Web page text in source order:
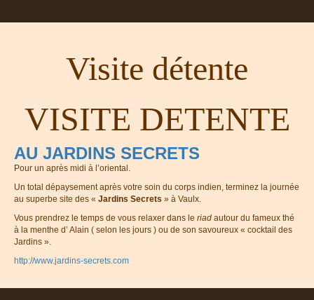
Visite détente
VISITE DETENTE
AU JARDINS SECRETS
Pour un après midi à l’oriental.
Un total dépaysement après votre soin du corps indien, terminez la journée
au superbe site des « Jardins Secrets » à Vaulx.
Vous prendrez le temps de vous relaxer dans le riad autour du fameux thé
à la menthe d’ Alain ( selon les jours ) ou de son savoureux « cocktail des
Jardins ».
http://www.jardins-secrets.com